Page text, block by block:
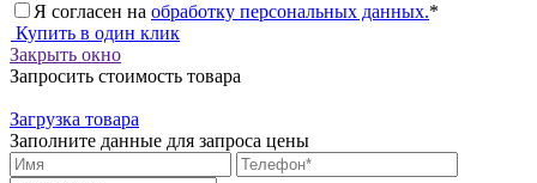
Я согласен на обработку персональных данных.*
Купить в один клик
Закрыть окно
Запросить стоимость товара
Загрузка товара
Заполните данные для запроса цены